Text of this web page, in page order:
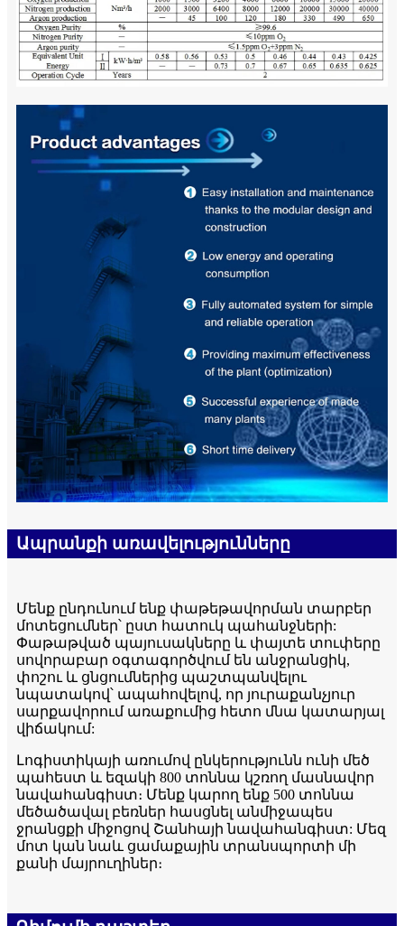
Ապրանքի առավելությունները
Մենք ընդունում ենք փաթեթավորման տարբեր
մոտեցումներ՝ ըստ հատուկ պահանջների:
Փաթաթված պայուսակները և փայտե տուփերը
սովորաբար օգտագործվում են անջրանցիկ,
փոշու և ցնցումներից պաշտպանվելու
նպատակով՝ ապահովելով, որ յուրաքանչյուր
սարքավորում առաքումից հետո մնա կատարյալ
վիճակում:
Լոգիստիկայի առումով ընկերությունն ունի մեծ
պահեստ և եզակի 800 տոննա կշռող մասնավոր
նավահանգիստ։ Մենք կարող ենք 500 տոննա
մեծածավալ բեռներ հասցնել անմիջապես
ջրանցքի միջոցով Շանհայի նավահանգիստ: Մեզ
մոտ կան նաև ցամաքային տրանսպորտի մի
քանի մայրուղիներ։